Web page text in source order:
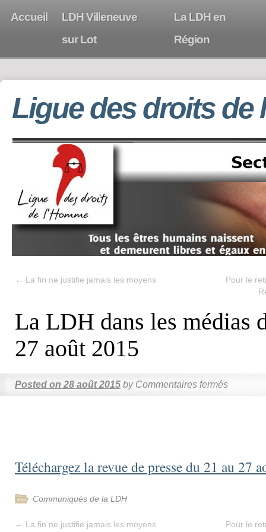
Accueil
LDH Villeneuve
sur Lot
La LDH en
Région
Ligue des droits de
← La fin ne justifie jamais les moyens
Pour le
La LDH dans les médias
27 août 2015
Posted on 28 août 2015 by Commentaires fermés
Téléchargez la revue de presse du 21 au 27
Communiqués de la LDH
← La fin ne justifie jamais les moyens
Pour le